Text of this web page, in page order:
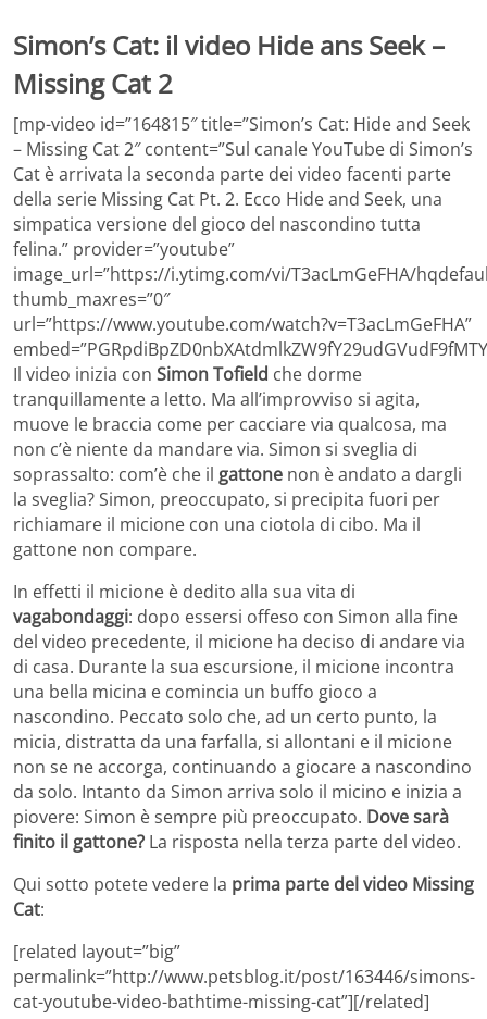
Simon’s Cat: il video Hide ans Seek –
Missing Cat 2
[mp-video id=”164815″ title=”Simon’s Cat: Hide and Seek
– Missing Cat 2″ content=”Sul canale YouTube di Simon’s
Cat è arrivata la seconda parte dei video facenti parte
della serie Missing Cat Pt. 2. Ecco Hide and Seek, una
simpatica versione del gioco del nascondino tutta
felina.” provider=”youtube”
image_url=”https://i.ytimg.com/vi/T3acLmGeFHA/
thumb_maxres=”0″
url=”https://www.youtube.com/watch?v=T3acLmGeFHA”
Il video inizia con Simon Tofield che dorme
tranquillamente a letto. Ma all’improvviso si agita,
muove le braccia come per cacciare via qualcosa, ma
non c’è niente da mandare via. Simon si sveglia di
soprassalto: com’è che il gattone non è andato a dargli
la sveglia? Simon, preoccupato, si precipita fuori per
richiamare il micione con una ciotola di cibo. Ma il
gattone non compare.
In effetti il micione è dedito alla sua vita di
vagabondaggi: dopo essersi offeso con Simon alla fine
del video precedente, il micione ha deciso di andare via
di casa. Durante la sua escursione, il micione incontra
una bella micina e comincia un buffo gioco a
nascondino. Peccato solo che, ad un certo punto, la
micia, distratta da una farfalla, si allontani e il micione
non se ne accorga, continuando a giocare a nascondino
da solo. Intanto da Simon arriva solo il micino e inizia a
piovere: Simon è sempre più preoccupato. Dove sarà
finito il gattone? La risposta nella terza parte del video.
Qui sotto potete vedere la prima parte del video Missing
Cat:
[related layout=”big”
permalink=”http://www.petsblog.it/post/163446/simons-
cat-youtube-video-bathtime-missing-cat”][/related]